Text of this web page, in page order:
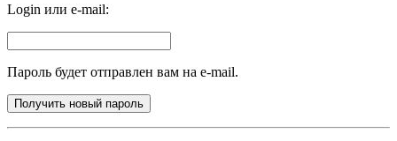
Login или e-mail:
Пароль будет отправлен вам на e-mail.